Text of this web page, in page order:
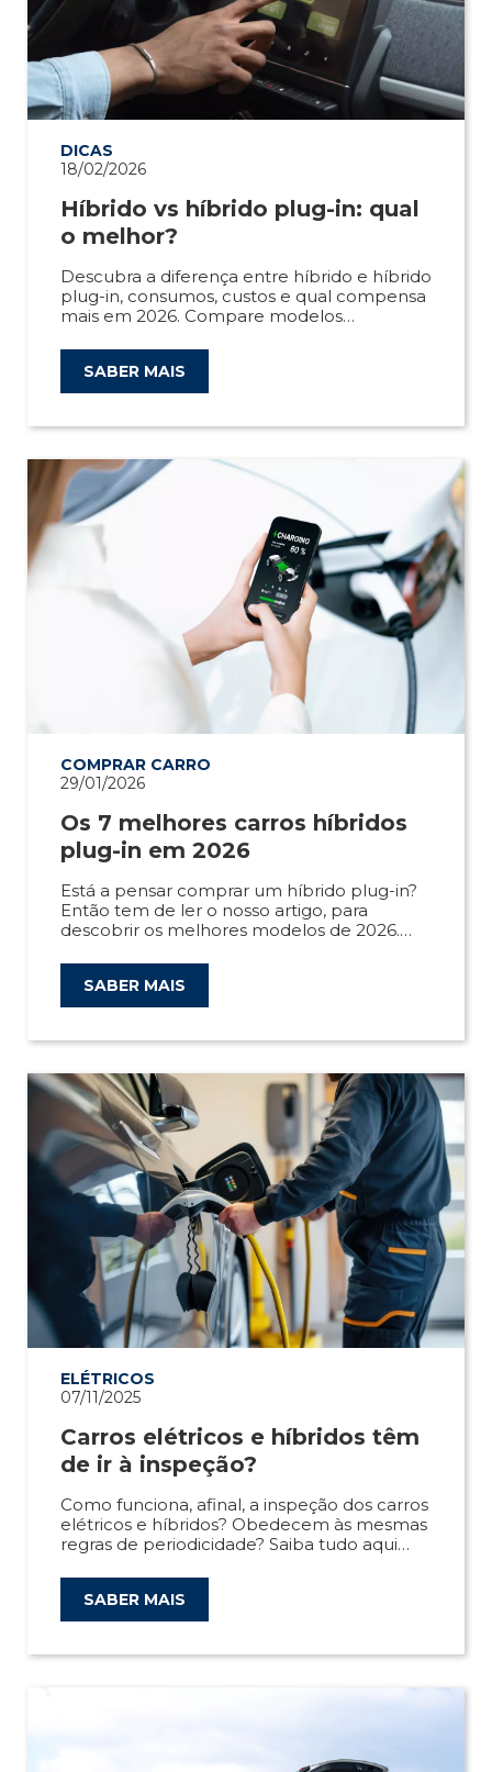
DICAS
18/02/2026
Híbrido vs híbrido plug-in: qual
o melhor?
Descubra a diferença entre híbrido e híbrido
plug-in, consumos, custos e qual compensa
mais em 2026. Compare modelos
SABER MAIS
COMPRAR CARRO
29/01/2026
Os 7 melhores carros híbridos
plug-in em 2026
Está a pensar comprar um híbrido plug-in?
Então tem de ler o nosso artigo, para
descobrir os melhores modelos de 2026.
SABER MAIS
ELÉTRICOS
07/11/2025
Carros elétricos e híbridos têm
de ir à inspeção?
Como funciona, afinal, a inspeção dos carros
elétricos e híbridos? Obedecem às mesmas
regras de periodicidade? Saiba tudo aqui
SABER MAIS